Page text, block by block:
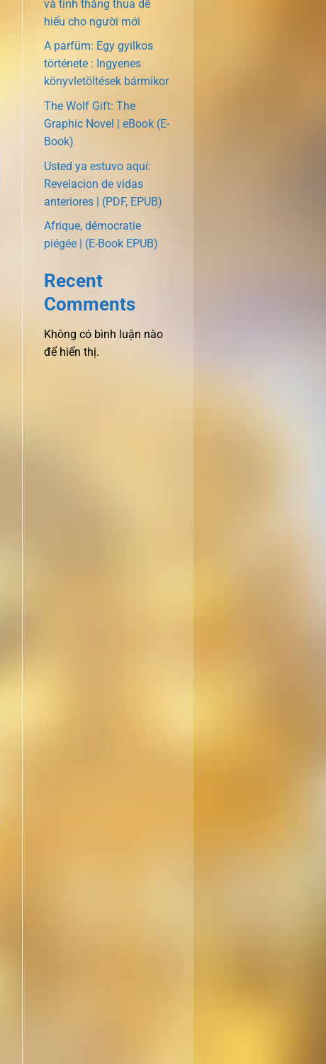
và tính thắng thua dễ
hiểu cho người mới
A parfüm: Egy gyilkos
története : Ingyenes
könyvletöltések bármikor
The Wolf Gift: The
Graphic Novel | eBook (E-
Book)
Usted ya estuvo aquí:
Revelacion de vidas
anteriores | (PDF, EPUB)
Afrique, démocratie
piégée | (E-Book EPUB)
Recent
Comments
Không có bình luận nào
để hiển thị.